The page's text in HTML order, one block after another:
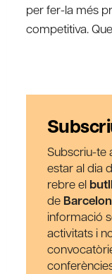
per fer-la més
competitiva.
Subscriu-te
estar al dia
rebre el
de
informació
activitats i